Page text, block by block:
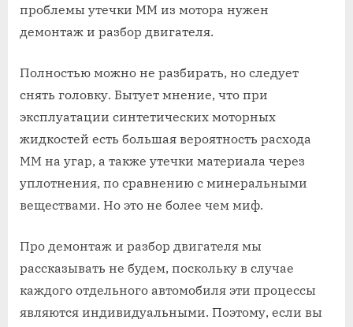
проблемы утечки ММ из мотора нужен
демонтаж и разбор двигателя.
Полностью можно не разбирать, но следует
снять головку. Бытует мнение, что при
эксплуатации синтетических моторных
жидкостей есть большая вероятность расхода
ММ на угар, а также утечки материала через
уплотнения, по сравнению с минеральными
веществами. Но это не более чем миф.
Про демонтаж и разбор двигателя мы
рассказывать не будем, поскольку в случае
каждого отдельного автомобиля эти процессы
являются индивидуальными. Поэтому, если вы